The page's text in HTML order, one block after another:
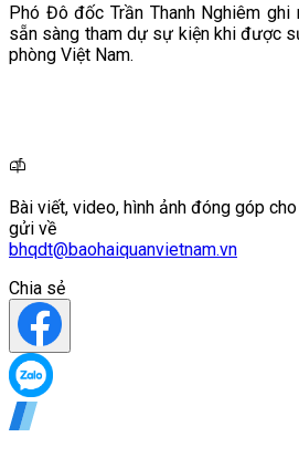
Phó Đô đốc Trần Thanh Nghiêm
sẵn sàng tham dự sự kiện khi được
phòng Việt Nam.
Bài viết, video, hình ảnh đóng góp
gửi về
bhqdt@baohaiquanvietnam.vn
Chia sẻ